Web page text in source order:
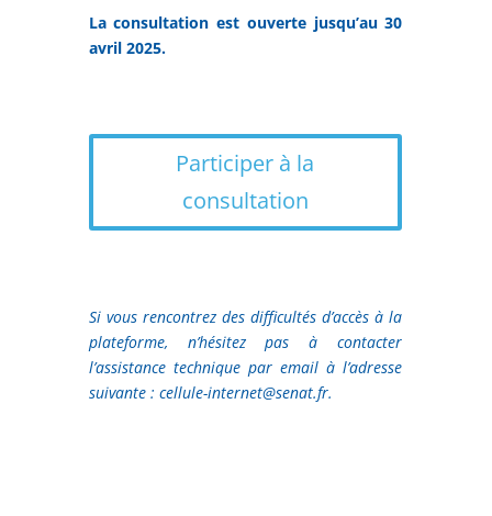
La consultation est ouverte jusqu’au 30
avril 2025.
Participer à la
consultation
Si vous rencontrez des difficultés d’accès à la
plateforme, n’hésitez pas à contacter
l’assistance technique par email à l’adresse
suivante : cellule-internet@senat.fr.